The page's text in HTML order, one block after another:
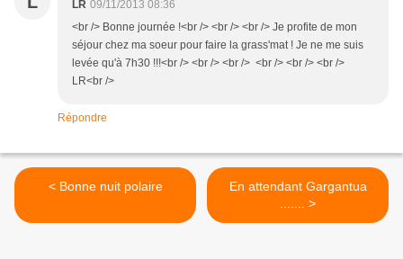
LR 09/11/2013 08:36
<br /> Bonne journée !<br /> <br /> <br /> Je profite de mon
séjour chez ma soeur pour faire la grass'mat ! Je ne me suis
levée qu'à 7h30 !!!<br /> <br /> <br /> <br /> <br /> <br />
LR<br />
Répondre
< Bonne nuit polaire
En attendant Gargantua
....... >